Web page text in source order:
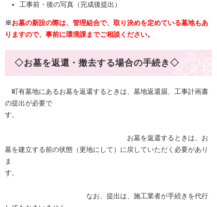
工事前・後の写真（完成後提出）
※お墓の新設の際は、管理組合で、取り決めを定めている墓地もあ
りますので、事前に環境課までご相談ください。
◇お墓を返還・撤去する場合の手続き◇
町有墓地にあるお墓を返還するときは、墓地返還届、工事計画書
の提出が必要で
す。
お墓を返還するときは、お
墓を建立する前の状態（更地にして）に戻していただく必要があり
ま
す。
なお、提出は、施工業者が手続きを代行